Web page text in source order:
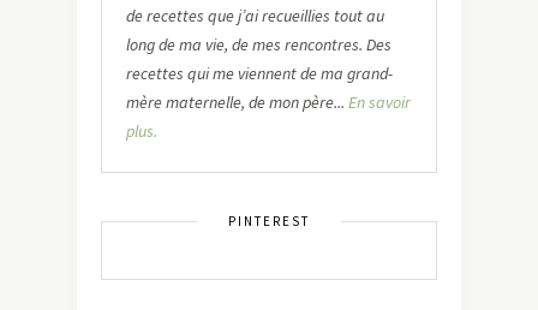
de recettes que j’ai recueillies tout au
long de ma vie, de mes rencontres. Des
recettes qui me viennent de ma grand-
mère maternelle, de mon père... En savoir
plus.
PINTEREST